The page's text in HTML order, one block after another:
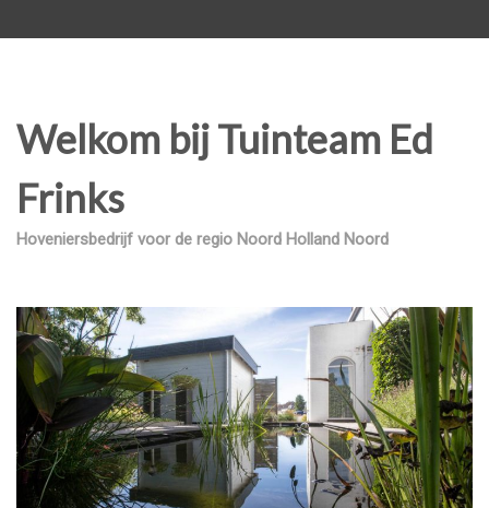
Welkom bij Tuinteam Ed
Frinks
Hoveniersbedrijf voor de regio Noord Holland Noord